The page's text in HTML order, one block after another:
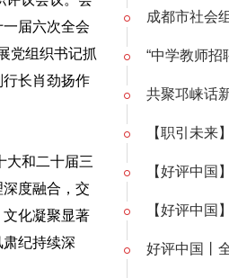
届六次全会
党组织书记抓
长肖劲扬作
大和二十届三
度融合，交
化凝聚显著
纪持续深
成都市社会
“中学教师招
共聚邛崃话
【职引未来
【好评中国
【好评中国
好评中国丨